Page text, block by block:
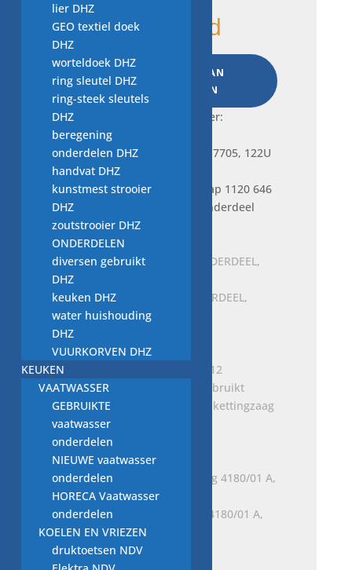
1 op voorraad
beschermkap
1120
122U
kettingzaag
onderdeel
TOEVOEGEN AAN
WINKELWAGEN
Frequently bought together:
Je bekijkt nu:beschermkap 1120 646
7705, 122U kettingzaag onderdeel
€5,00
4140 791 9100 Stihl ONDERDEEL,
gebruikt onderdeel
Moer M8x19mm Stihl 012 kettingzaag
onderdeel, gebruikt
€0,45
Originele STIHL drukring 4180/01 A,
gebruikt onderdeel
€1,95
lier DHZ
GEO textiel doek
DHZ
worteldoek DHZ
ring sleutel DHZ
ring-steek sleutels
DHZ
beregening
onderdelen DHZ
handvat DHZ
kunstmest strooier
DHZ
zoutstrooier DHZ
ONDERDELEN
diversen gebruikt
DHZ
keuken DHZ
water huishouding
DHZ
VUURKORVEN DHZ
KEUKEN
VAATWASSER
GEBRUIKTE
vaatwasser
onderdelen
NIEUWE vaatwasser
onderdelen
HORECA Vaatwasser
onderdelen
KOELEN EN VRIEZEN
druktoetsen NDV